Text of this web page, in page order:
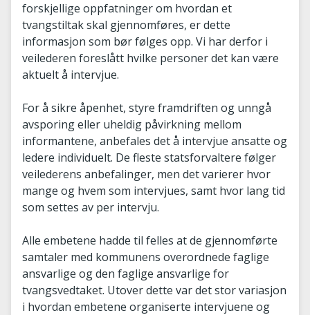
forskjellige oppfatninger om hvordan et
tvangstiltak skal gjennomføres, er dette
informasjon som bør følges opp. Vi har derfor i
veilederen foreslått hvilke personer det kan være
aktuelt å intervjue.
For å sikre åpenhet, styre framdriften og unngå
avsporing eller uheldig påvirkning mellom
informantene, anbefales det å intervjue ansatte og
ledere individuelt. De fleste statsforvaltere følger
veilederens anbefalinger, men det varierer hvor
mange og hvem som intervjues, samt hvor lang tid
som settes av per intervju.
Alle embetene hadde til felles at de gjennomførte
samtaler med kommunens overordnede faglige
ansvarlige og den faglige ansvarlige for
tvangsvedtaket. Utover dette var det stor variasjon
i hvordan embetene organiserte intervjuene og